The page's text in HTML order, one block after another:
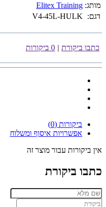
מותג: Elitex Training
דגם:
V4-45L-HULK
כתבו ביקורת | 0 ביקורות
ביקורות (0)
אפשרויות איסוף ומשלוח
אין ביקורות עבור מוצר זה
כתבו ביקורת